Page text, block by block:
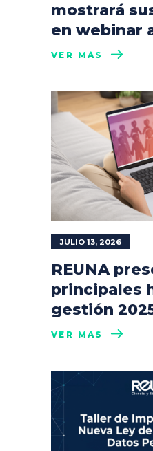
mostrará
en webinar
VER MÁS
JULIO 13, 2026
REUNA
principales
gestión
VER MÁS